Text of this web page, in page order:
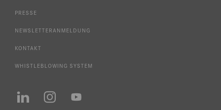
PRESSE
NEWSLETTERANMELDUNG
KONTAKT
WHISTLEBLOWING SYSTEM